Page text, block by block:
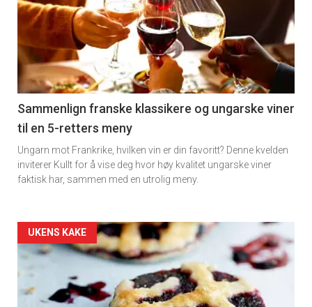
akkurat
nå
-
5
Sammenlign franske klassikere og ungarske viner
til en 5-retters meny
Ungarn mot Frankrike, hvilken vin er din favoritt? Denne kvelden
inviterer Kullt for å vise deg hvor høy kvalitet ungarske viner
faktisk har, sammen med en utrolig meny.
Forsiden
akkurat
nå
UKENS KAKE